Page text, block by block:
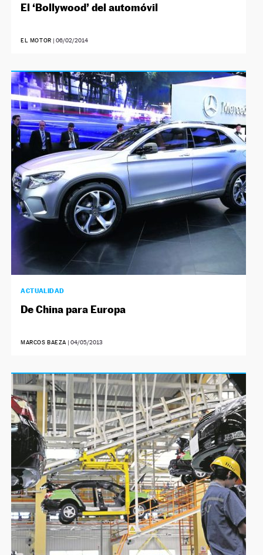
El ‘Bollywood’ del automóvil
EL MOTOR | 06/02/2014
ACTUALIDAD
De China para Europa
MARCOS BAEZA |04/05/2013